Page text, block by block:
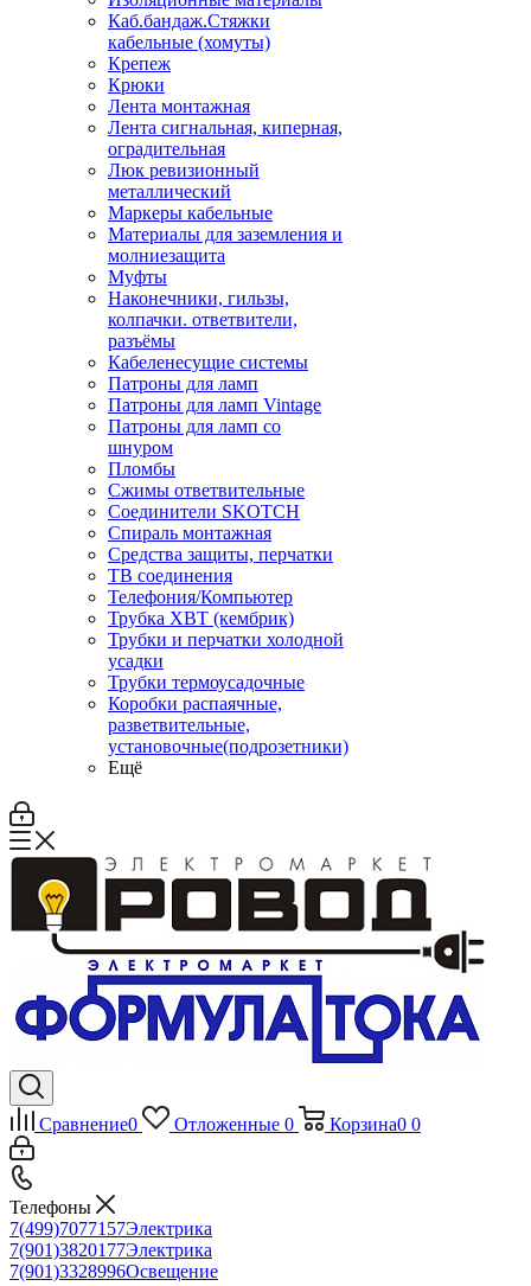
Каб.бандаж.Стяжки
кабельные (хомуты)
Крепеж
Крюки
Лента монтажная
Лента сигнальная, киперная,
оградительная
Люк ревизионный
металлический
Маркеры кабельные
Материалы для заземления и
молниезащита
Муфты
Наконечники, гильзы,
колпачки. ответвители,
разъёмы
Кабеленесущие системы
Патроны для ламп
Патроны для ламп Vintage
Патроны для ламп со
шнуром
Пломбы
Сжимы ответвительные
Соединители SKOTCH
Спираль монтажная
Средства защиты, перчатки
ТВ соединения
Телефония/Компьютер
Трубка ХВТ (кембрик)
Трубки и перчатки холодной
усадки
Трубки термоусадочные
Коробки распаячные,
разветвительные,
установочные(подрозетники)
Ещё
Сравнение0 Отложенные 0 Корзина0 0
Телефоны
7(499)7077157Электрика
7(901)3820177Электрика
7(901)3328996Освещение